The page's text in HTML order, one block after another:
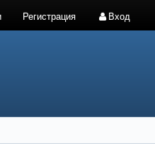
Регистрация Вход